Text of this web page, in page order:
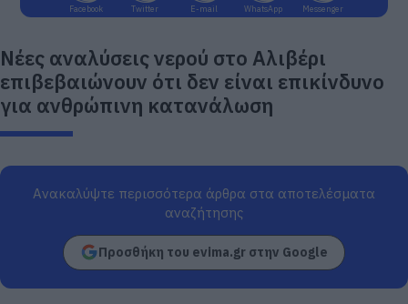
Facebook Twitter E-mail WhatsApp Messenger
Νέες αναλύσεις νερού στο Αλιβέρι
επιβεβαιώνουν ότι δεν είναι επικίνδυνο
για ανθρώπινη κατανάλωση
Ανακαλύψτε περισσότερα άρθρα στα αποτελέσματα
αναζήτησης
Προσθήκη του evima.gr στην Google